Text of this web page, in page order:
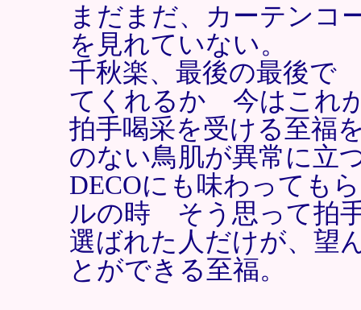
まだまだ、カーテンコ
を見れていない。
千秋楽、最後の最後で
てくれるか 今はこれ
拍手喝采を受ける至福
のない鳥肌が異常に立
DECOにも味わっても
ルの時 そう思って拍
選ばれた人だけが、望
とができる至福。